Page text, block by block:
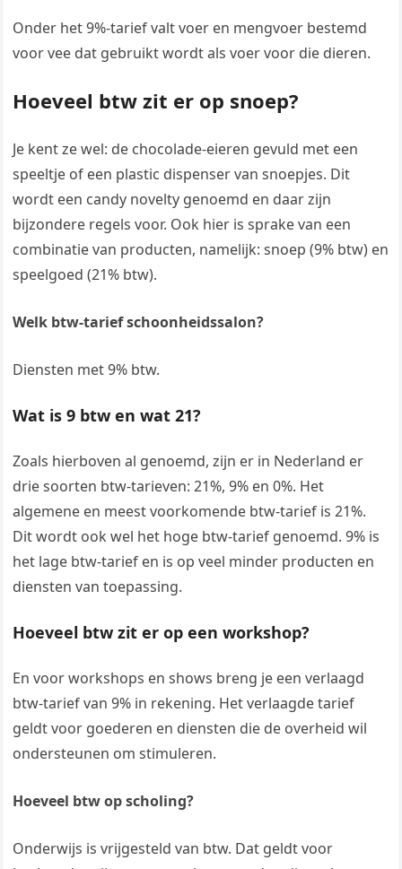
Onder het 9%-tarief valt voer en mengvoer bestemd
voor vee dat gebruikt wordt als voer voor die dieren.
Hoeveel btw zit er op snoep?
Je kent ze wel: de chocolade-eieren gevuld met een
speeltje of een plastic dispenser van snoepjes. Dit
wordt een candy novelty genoemd en daar zijn
bijzondere regels voor. Ook hier is sprake van een
combinatie van producten, namelijk: snoep (9% btw) en
speelgoed (21% btw).
Welk btw-tarief schoonheidssalon?
Diensten met 9% btw.
Wat is 9 btw en wat 21?
Zoals hierboven al genoemd, zijn er in Nederland er
drie soorten btw-tarieven: 21%, 9% en 0%. Het
algemene en meest voorkomende btw-tarief is 21%.
Dit wordt ook wel het hoge btw-tarief genoemd. 9% is
het lage btw-tarief en is op veel minder producten en
diensten van toepassing.
Hoeveel btw zit er op een workshop?
En voor workshops en shows breng je een verlaagd
btw-tarief van 9% in rekening. Het verlaagde tarief
geldt voor goederen en diensten die de overheid wil
ondersteunen om stimuleren.
Hoeveel btw op scholing?
Onderwijs is vrijgesteld van btw. Dat geldt voor